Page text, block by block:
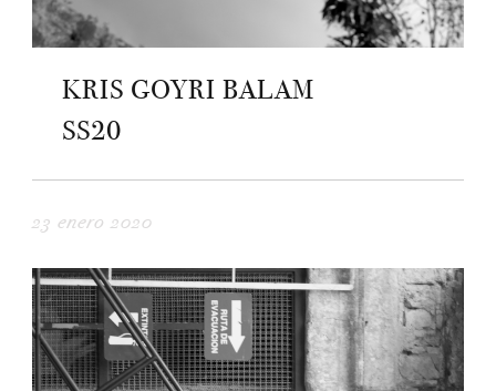
KRIS GOYRI BALAM
SS20
23 enero 2020